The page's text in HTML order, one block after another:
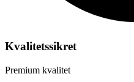
Kvalitetssikret
Premium kvalitet